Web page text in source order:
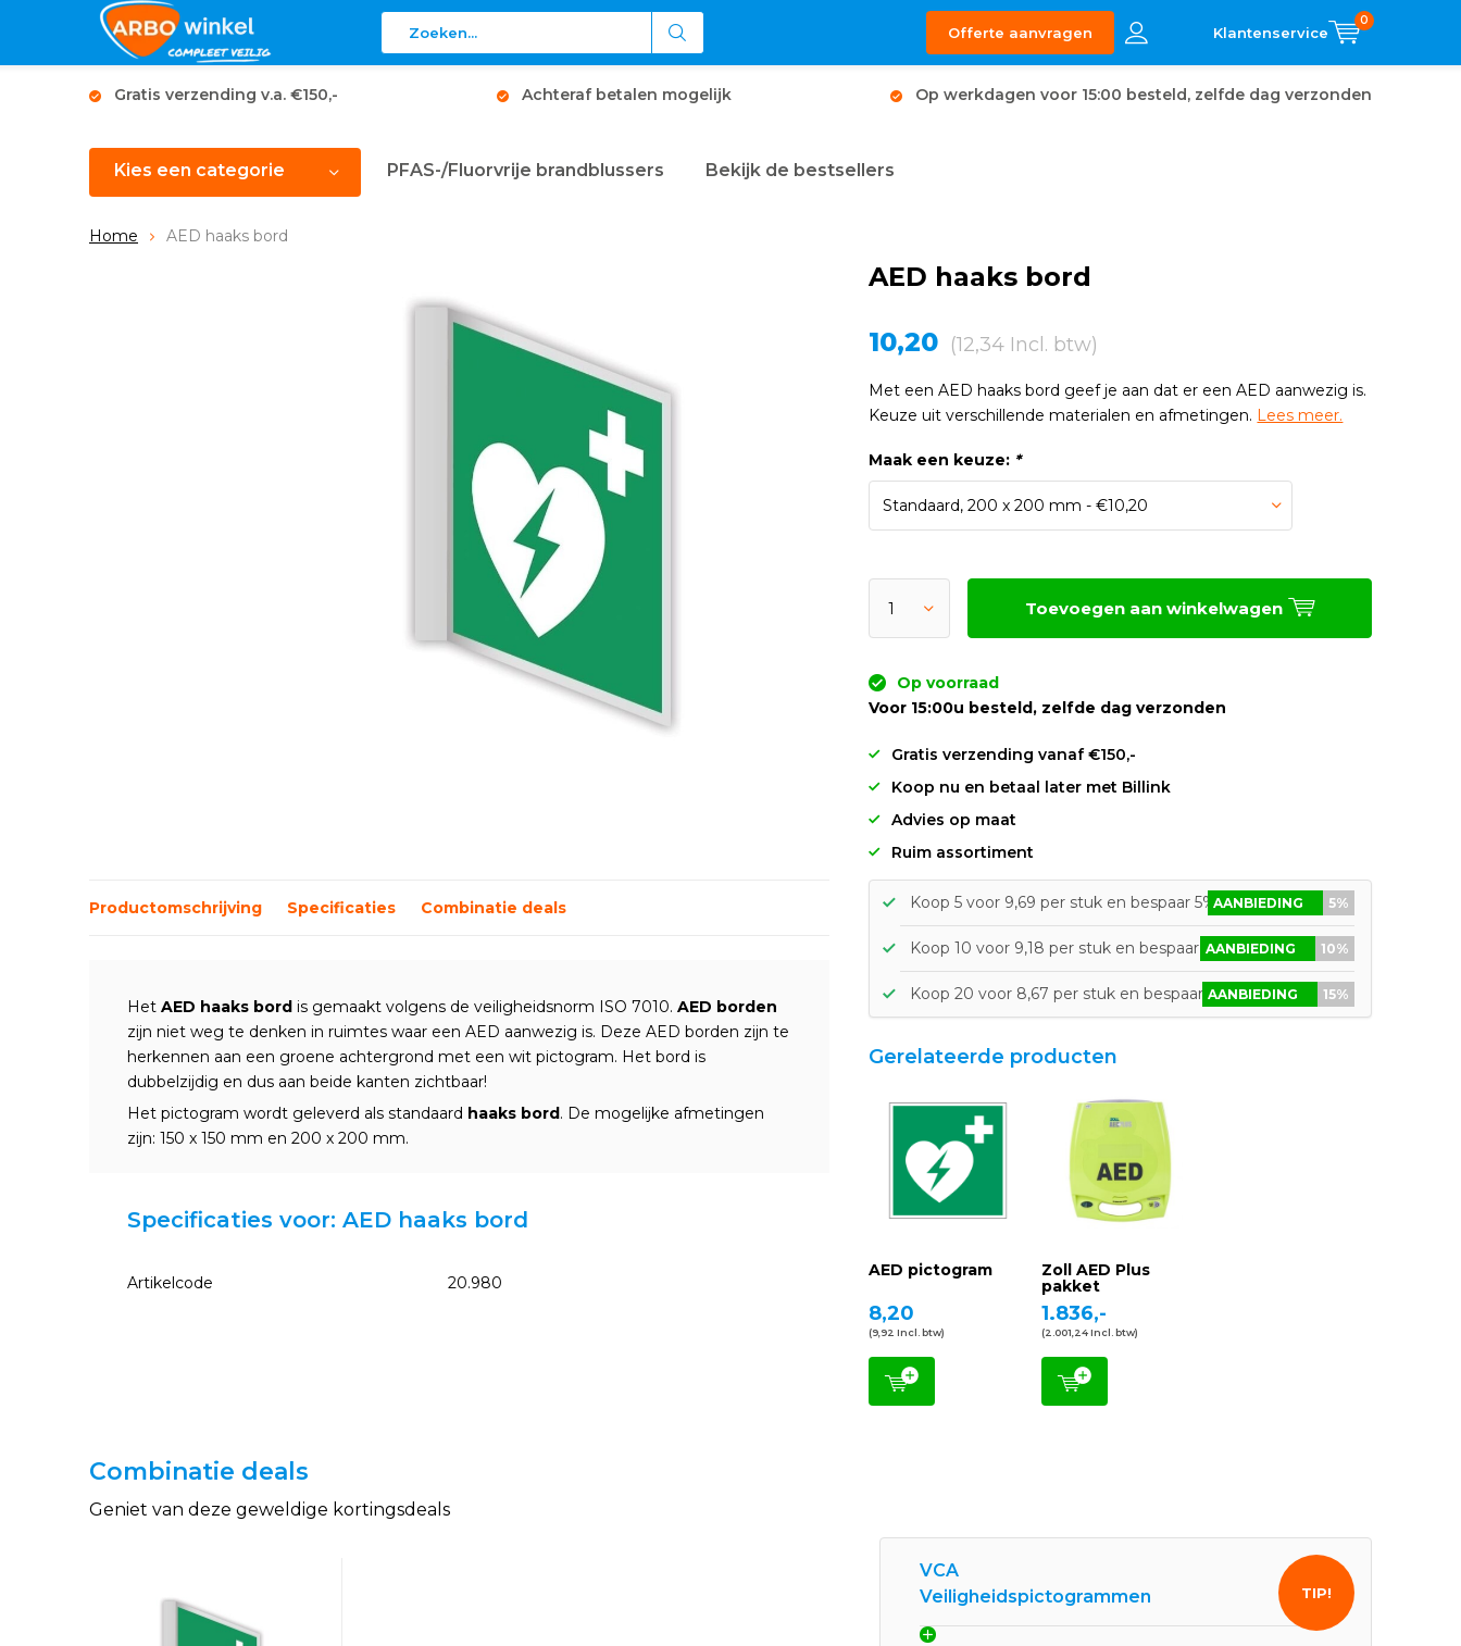
Offerte aanvragen
0
Gratis verzending v.a. €150,- Achteraf betalen mogelijk Op werkdagen voor 15:00 besteld, zelfde dag verzonden
Kies een categorie PFAS-/Fluorvrije brandblussers Bekijk de bestsellers
Home AED haaks bord
AED haaks bord
10,20 (12,34 Incl. btw)
Met een AED haaks bord geef je aan dat er een AED aanwezig is.
Keuze uit verschillende materialen en afmetingen. Lees meer.
Maak een keuze: *
Toevoegen aan winkelwagen
Op voorraad
Voor 15:00u besteld, zelfde dag verzonden
Gratis verzending vanaf €150,-
Koop nu en betaal later met Billink
Advies op maat
Ruim assortiment
Productomschrijving Specificaties Combinatie deals
Het AED haaks bord is gemaakt volgens de veiligheidsnorm ISO 7010. AED borden
zijn niet weg te denken in ruimtes waar een AED aanwezig is. Deze AED borden zijn te
herkennen aan een groene achtergrond met een wit pictogram. Het bord is
dubbelzijdig en dus aan beide kanten zichtbaar!
Het pictogram wordt geleverd als standaard haaks bord. De mogelijke afmetingen
zijn: 150 x 150 mm en 200 x 200 mm.
Specificaties voor: AED haaks bord
Artikelcode 20.980
Koop 5 voor 9,69 per stuk en bespaar 5%AANBIEDING 5%
Koop 10 voor 9,18 per stuk en bespaar 10%AANBIEDING 10%
Koop 20 voor 8,67 per stuk en bespaar 15%AANBIEDING 15%
Gerelateerde producten
AED pictogram
8,20
(9,92 Incl. btw)
Zoll AED Plus
pakket
1.836,-
(2.001,24 Incl. btw)
Combinatie deals
Geniet van deze geweldige kortingsdeals
VCA
Veiligheidspictogrammen
TIP!